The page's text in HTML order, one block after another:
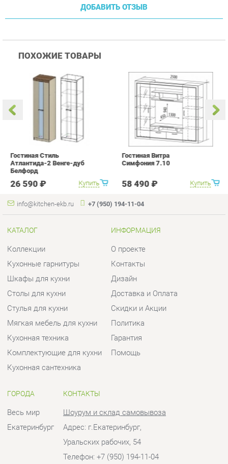
Купить
Гостиная Стиль
Атлантида-2 Венге-дуб
26 590 ₽ Купить
Гостиная Витра
Симфония 7.10
58 490 ₽
info@kitchen-ekb.ru +7 (950) 194-11-04
КАТАЛОГ
Коллекции
Кухонные гарнитуры
Шкафы для кухни
Столы для кухни
Стулья для кухни
Мягкая мебель для кухни
Кухонная техника
Комплектующие для кухни
Кухонная сантехника
ИНФОРМАЦИЯ
Контакты
Дизайн
Доставка и Оплата
Скидки и Акции
Политика
Гарантия
Помощь
ГОРОДА
Отправить сообщение
© 2009-2026 Кухни Екатеринбург